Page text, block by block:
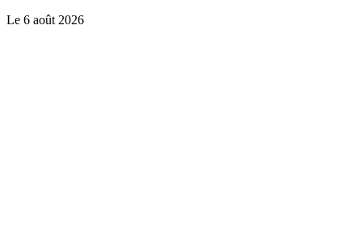
Le 6 août 2026